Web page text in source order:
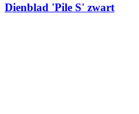
Dienblad 'Pile S' zwart